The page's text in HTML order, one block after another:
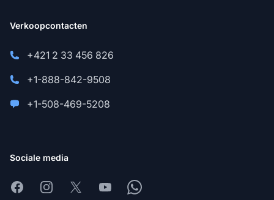
Verkoopcontacten
+421 2 33 456 826
+1-888-842-9508
+1-508-469-5208
Sociale media
FacebookInstagram
X YoutubeWhatsapp